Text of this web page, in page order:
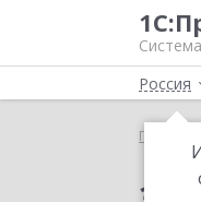
Россия
Главная